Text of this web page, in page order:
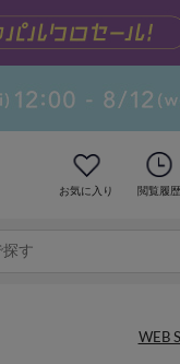
お気に入り 閲覧履歴
WEB